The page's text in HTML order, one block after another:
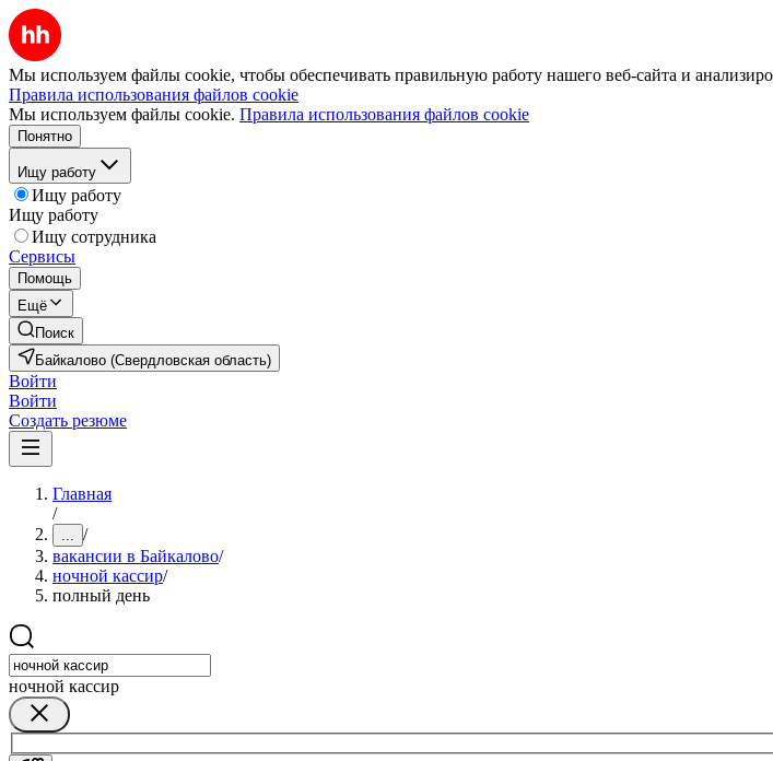
Мы используем файлы cookie, чтобы обеспечивать правильную работу нашего веб-сайта и
Правила использования файлов cookie
Мы используем файлы cookie. Правила использования файлов cookie
Понятно
Ищу работу
Ищу работу
Ищу работу
Ищу сотрудника
Сервисы
Помощь
Ещё
Поиск
Байкалово (Свердловская область)
Войти
Войти
Создать резюме
Главная
/
... /
вакансии в Байкалово/
ночной кассир/
полный день
ночной кассир